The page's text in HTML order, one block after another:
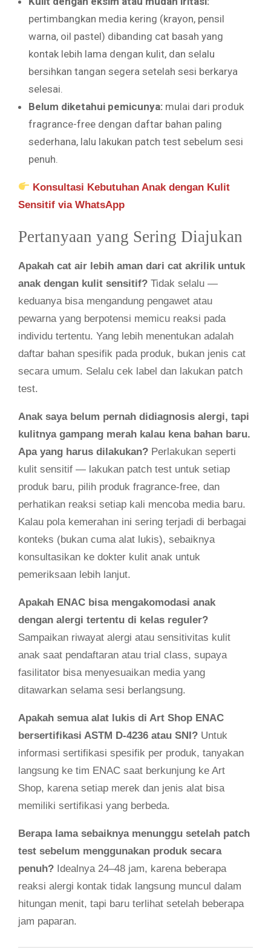
pertimbangkan media kering (krayon, pensil
warna, oil pastel) dibanding cat basah yang
kontak lebih lama dengan kulit, dan selalu
bersihkan tangan segera setelah sesi berkarya
selesai.
Belum diketahui pemicunya: mulai dari produk
fragrance-free dengan daftar bahan paling
sederhana, lalu lakukan patch test sebelum sesi
penuh.
Konsultasi Kebutuhan Anak dengan Kulit
Sensitif via WhatsApp
Pertanyaan yang Sering Diajukan
Apakah cat air lebih aman dari cat akrilik untuk
anak dengan kulit sensitif? Tidak selalu —
keduanya bisa mengandung pengawet atau
pewarna yang berpotensi memicu reaksi pada
individu tertentu. Yang lebih menentukan adalah
daftar bahan spesifik pada produk, bukan jenis cat
secara umum. Selalu cek label dan lakukan patch
test.
Anak saya belum pernah didiagnosis alergi, tapi
kulitnya gampang merah kalau kena bahan baru.
Apa yang harus dilakukan? Perlakukan seperti
kulit sensitif — lakukan patch test untuk setiap
produk baru, pilih produk fragrance-free, dan
perhatikan reaksi setiap kali mencoba media baru.
Kalau pola kemerahan ini sering terjadi di berbagai
konteks (bukan cuma alat lukis), sebaiknya
konsultasikan ke dokter kulit anak untuk
pemeriksaan lebih lanjut.
Apakah ENAC bisa mengakomodasi anak
dengan alergi tertentu di kelas reguler?
Sampaikan riwayat alergi atau sensitivitas kulit
anak saat pendaftaran atau trial class, supaya
fasilitator bisa menyesuaikan media yang
ditawarkan selama sesi berlangsung.
Apakah semua alat lukis di Art Shop ENAC
bersertifikasi ASTM D-4236 atau SNI? Untuk
informasi sertifikasi spesifik per produk, tanyakan
langsung ke tim ENAC saat berkunjung ke Art
Shop, karena setiap merek dan jenis alat bisa
memiliki sertifikasi yang berbeda.
Berapa lama sebaiknya menunggu setelah patch
test sebelum menggunakan produk secara
penuh? Idealnya 24–48 jam, karena beberapa
reaksi alergi kontak tidak langsung muncul dalam
hitungan menit, tapi baru terlihat setelah beberapa
jam paparan.